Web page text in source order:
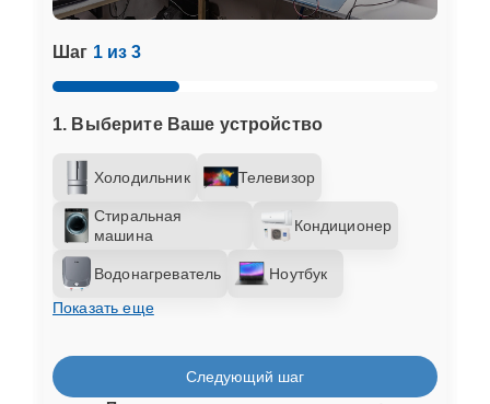
Шаг 1 из 3
1. Выберите Ваше устройство
Холодильник Телевизор
Стиральная
машина
Кондиционер
Водонагреватель
Ноутбук
Показать еще
Следующий шаг